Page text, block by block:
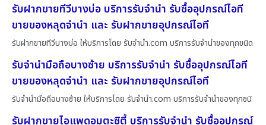
รับฝากขายทีวีบางบ่อ บริการรับจำนำ รับซื้ออุปกรณ์ไอที
ขายของหลุดจำนำ และ รับฝากขายอุปกรณ์ไอที
รับฝากขายทีวีบางบ่อ ให้บริการโดย รับจํานํา.com บริการรับจำนำของทุกชนิด
รับจำนำมือถือบางซ้าย บริการรับจำนำ รับซื้ออุปกรณ์ไอที
ขายของหลุดจำนำ และ รับฝากขายอุปกรณ์ไอที
รับจำนำมือถือบางซ้าย ให้บริการโดย รับจํานํา.com บริการรับจำนำของทุกชนิ
รับฝากขายไอแพดอมตะซิตี้ บริการรับจำนำ รับซื้ออุปกรณ์